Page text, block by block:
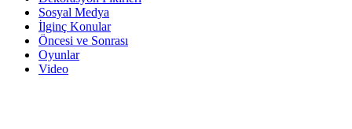
Sosyal Medya
İlginç Konular
Öncesi ve Sonrası
Oyunlar
Video